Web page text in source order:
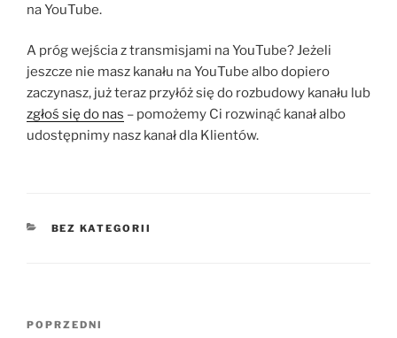
na YouTube.
A próg wejścia z transmisjami na YouTube? Jeżeli
jeszcze nie masz kanału na YouTube albo dopiero
zaczynasz, już teraz przyłóż się do rozbudowy kanału lub
zgłoś się do nas – pomożemy Ci rozwinąć kanał albo
udostępnimy nasz kanał dla Klientów.
KATEGORIE
BEZ KATEGORII
Poprzedni
POPRZEDNI